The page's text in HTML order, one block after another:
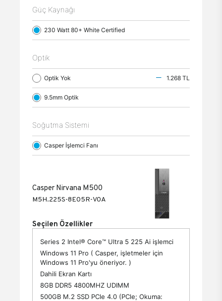
Güç Kaynağı
230 Watt 80+ White Certified
Optik
Optik Yok 1.268 TL
9.5mm Optik
Soğutma Sistemi
Casper İşlemci Fanı
Casper Nirvana M500
M5H.225S-8E05R-V0A
Seçilen Özellikler
Series 2 Intel® Core™ Ultra 5 225 Ai işlemci
Windows 11 Pro ( Casper, işletmeler için
Windows 11 Pro'yu öneriyor. )
Dahili Ekran Kartı
8GB DDR5 4800MHZ UDIMM
500GB M.2 SSD PCle 4.0 (PCle; Okuma: